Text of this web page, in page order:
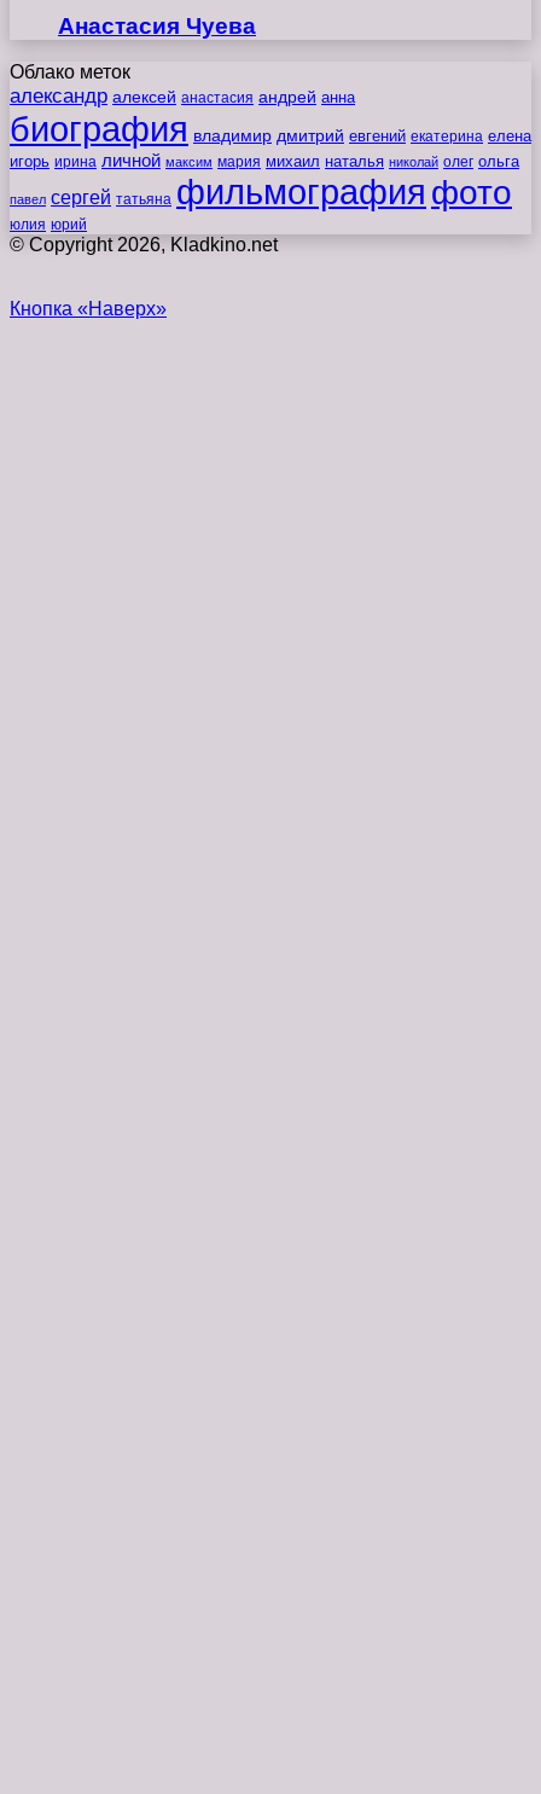
Анастасия Чуева
Облако меток
александр алексей анастасия андрей анна
биография владимир дмитрий евгений екатерина елена
игорь ирина личной максим мария михаил наталья николай олег ольга
павел сергей татьяна фильмография фото
юлия юрий
© Copyright 2026, Kladkino.net
Кнопка «Наверх»